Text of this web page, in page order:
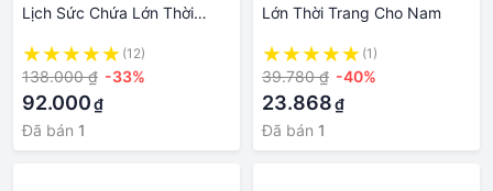
Lịch Sức Chứa Lớn Thời
(12)
138.000 ₫ -33%
92.000₫
Đã bán 1
Lớn Thời Trang Cho Nam
(1)
39.780 ₫ -40%
23.868₫
Đã bán 1